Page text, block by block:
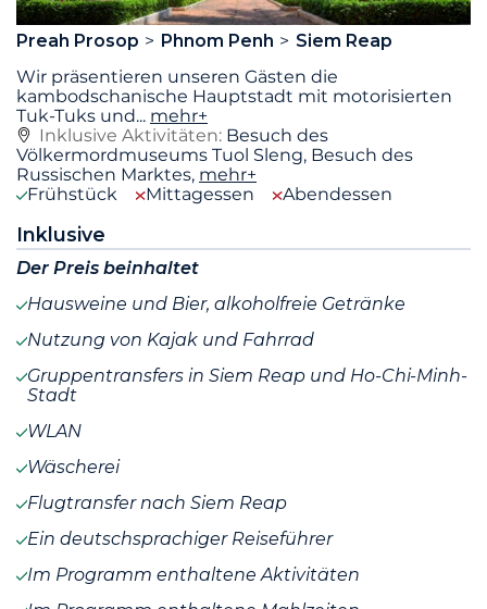
Preah Prosop Phnom Penh
Siem Reap
Wir präsentieren unseren Gästen die
kambodschanische Hauptstadt mit motorisierten
Tuk-Tuks und... mehr+
Inklusive Aktivitäten: Besuch des
Völkermordmuseums Tuol Sleng, Besuch des
Russischen Marktes, mehr+
Frühstück
Mittagessen Abendessen
Inklusive
Der Preis beinhaltet
Hausweine und Bier, alkoholfreie Getränke
Nutzung von Kajak und Fahrrad
Gruppentransfers in Siem Reap und Ho-Chi-Minh-
Stadt
WLAN
Wäscherei
Flugtransfer nach Siem Reap
Ein deutschsprachiger Reiseführer
Im Programm enthaltene Aktivitäten